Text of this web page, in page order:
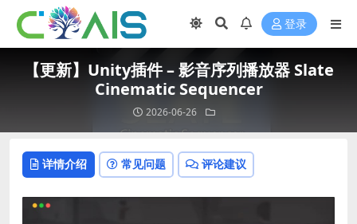
登录
【更新】Unity插件 – 影音序列播放器 Slate
Cinematic Sequencer
2026-06-26
详情介绍 常见问题 评论建议